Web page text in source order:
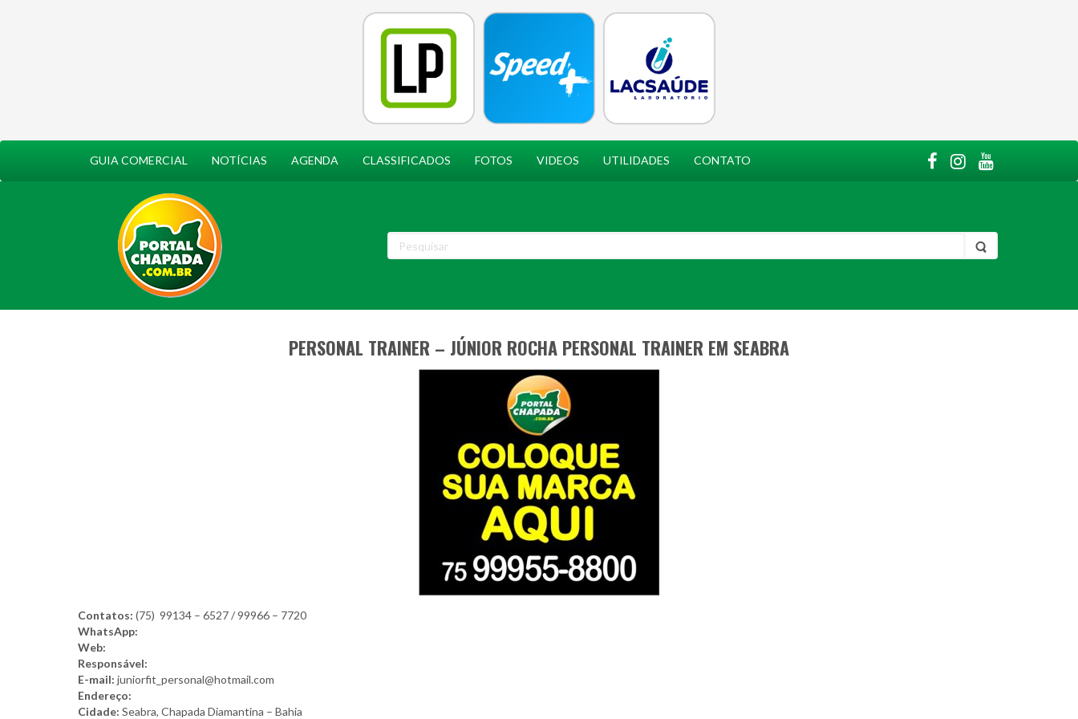
GUIA COMERCIAL NOTÍCIAS AGENDA CLASSIFICADOS FOTOS VIDEOS UTILIDADES CONTATO
PERSONAL TRAINER – JÚNIOR ROCHA PERSONAL TRAINER EM SEABRA
Contatos: (75) 99134 – 6527 / 99966 – 7720
WhatsApp:
Web:
Responsável:
E-mail: juniorfit_personal@hotmail.com
Endereço:
Cidade: Seabra, Chapada Diamantina – Bahia